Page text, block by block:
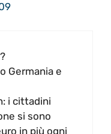
Germania e
i cittadini
si sono
in più ogni